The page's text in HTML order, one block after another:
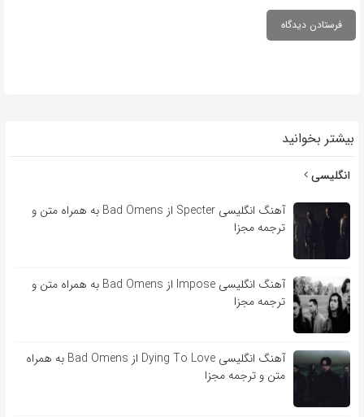
بیشتر بخوانید
انگلیسی
آهنگ انگلیسی Specter از Bad Omens به همراه متن و
ترجمه مجزا
آهنگ انگلیسی Impose از Bad Omens به همراه متن و
ترجمه مجزا
آهنگ انگلیسی Dying To Love از Bad Omens به همراه
متن و ترجمه مجزا